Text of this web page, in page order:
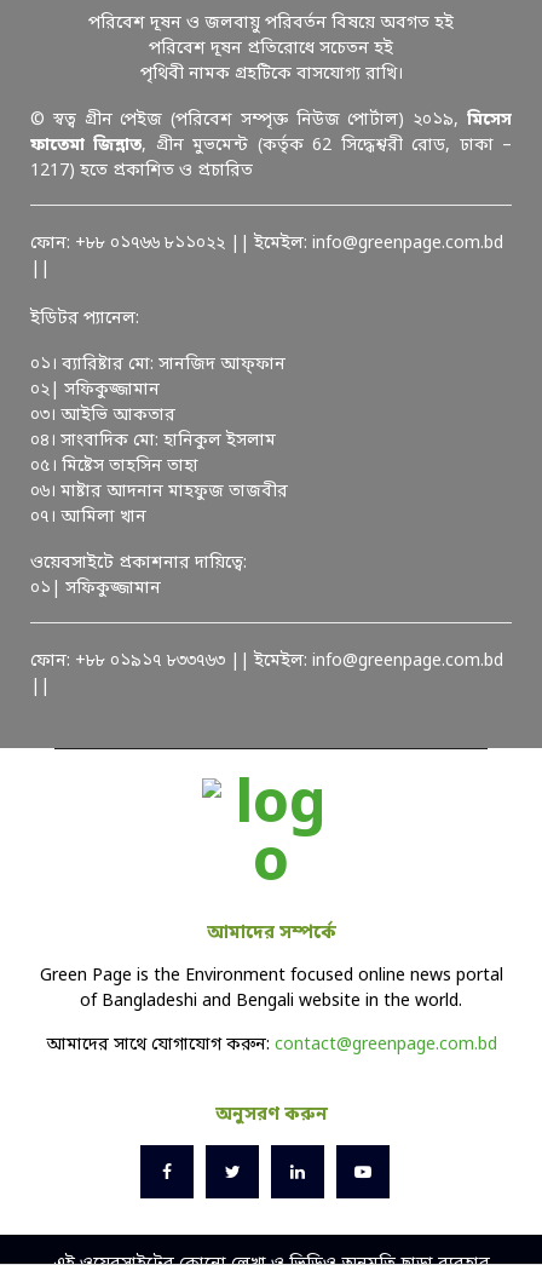
পরিবেশ দূষন ও জলবায়ু পরিবর্তন বিষয়ে অবগত হই
পরিবেশ দূষন প্রতিরোধে সচেতন হই
পৃথিবী নামক গ্রহটিকে বাসযোগ্য রাখি।
© স্বত্ব গ্রীন পেইজ (পরিবেশ সম্পৃক্ত নিউজ পোর্টাল) ২০১৯, মিসেস
ফাতেমা জিন্নাত, গ্রীন মুভমেন্ট (কর্তৃক 62 সিদ্ধেশ্বরী রোড, ঢাকা –
1217) হতে প্রকাশিত ও প্রচারিত
ফোন: +৮৮ ০১৭৬৬ ৮১১০২২ || ইমেইল: info@greenpage.com.bd
ইডিটর প্যানেল:
০১। ব্যারিষ্টার মো: সানজিদ আফ্ফান
০২| সফিকুজ্জামান
০৩। আইভি আকতার
০৪। সাংবাদিক মো: হানিকুল ইসলাম
০৫। মিষ্টেস তাহসিন তাহা
০৬। মাষ্টার আদনান মাহফুজ তাজবীর
০৭। আমিলা খান
ওয়েবসাইটে প্রকাশনার দায়িত্বে:
০১| সফিকুজ্জামান
ফোন: +৮৮ ০১৯১৭ ৮৩৩৭৬৩ || ইমেইল: info@greenpage.com.bd
আমাদের সম্পর্কে
Green Page is the Environment focused online news portal
of Bangladeshi and Bengali website in the world.
আমাদের সাথে যোগাযোগ করুন: contact@greenpage.com.bd
অনুসরণ করুন